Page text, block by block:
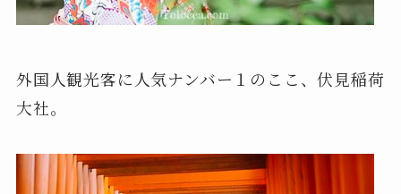
外国人観光客に人気ナンバー１のここ、伏見稲荷
大社。